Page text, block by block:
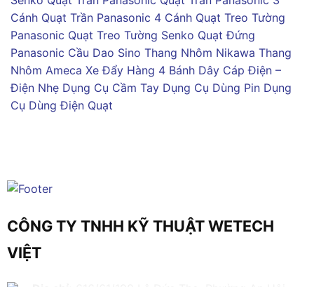
Cánh Quạt Trần Panasonic 4 Cánh Quạt Treo Tường
Panasonic Quạt Treo Tường Senko Quạt Đứng
Panasonic Cầu Dao Sino Thang Nhôm Nikawa Thang
Nhôm Ameca Xe Đẩy Hàng 4 Bánh Dây Cáp Điện –
Điện Nhẹ Dụng Cụ Cầm Tay Dụng Cụ Dùng Pin Dụng
Cụ Dùng Điện Quạt
CÔNG TY TNHH KỸ THUẬT WETECH
VIỆT